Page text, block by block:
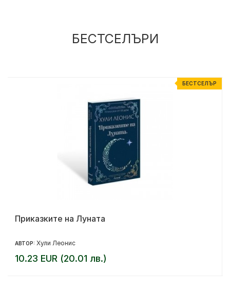
БЕСТСЕЛЪРИ
БЕСТСЕЛЪР
Приказките на Луната
АВТОР: Хули Леонис
10.23 EUR (20.01 лв.)